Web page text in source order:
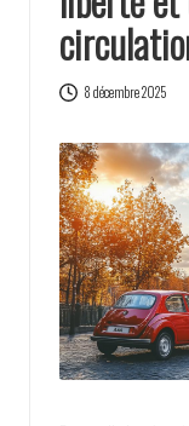
e
c
h
e
v
o
y
a
g
8 décembre 2025